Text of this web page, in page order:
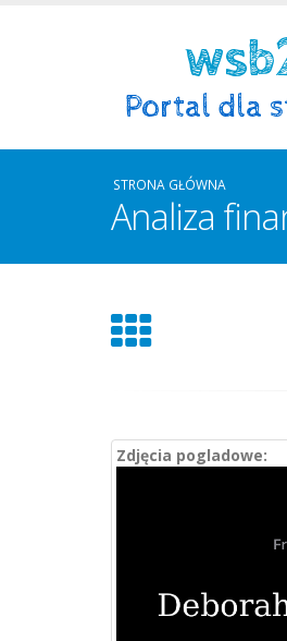
STRONA GŁÓWNA
Analiza
Zdjęcia pogladowe: